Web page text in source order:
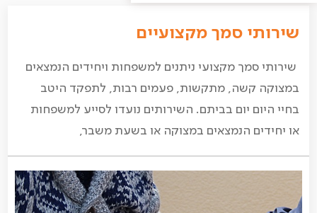
שירותי סמך מקצועיים
שירותי סמך מקצועי ניתנים למשפחות ויחידים הנמצאים
במצוקה קשה, מתקשות, פעמים רבות, לתפקד היטב
בחיי היום יום בביתם. השירותים נועדו לסייע למשפחות
או יחידים הנמצאים במצוקה או בשעת משבר,